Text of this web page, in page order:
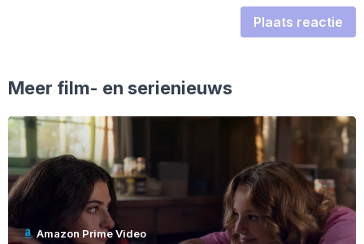
Plaats reactie
Meer film- en serienieuws
Amazon Prime Video